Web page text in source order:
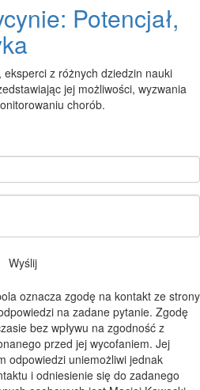
Potencjał,
z różnych dziedzin nauki
jej możliwości, wyzwania i
chorób.
Wyślij
oznacza zgodę na kontakt ze strony
na zadane pytanie. Zgodę
bez wpływu na zgodność z
przed jej wycofaniem. Jej
odpowiedzi uniemożliwi jednak
i odniesienie się do zadanego